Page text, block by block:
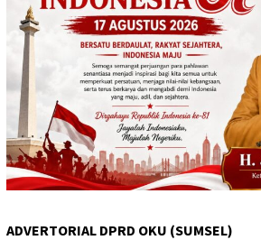
ADVERTORIAL DPRD OKU (SUMSEL)